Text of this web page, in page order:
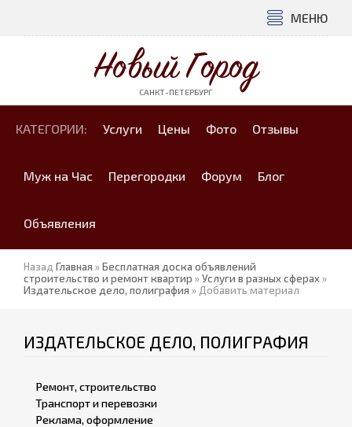
МЕНЮ
Новый Город
САНКТ-ПЕТЕРБУРГ
КАТЕГОРИИ: Услуги Цены Фото Отзывы
Муж на Час Перегородки Форум Блог
Объявления
Назад Главная »Бесплатная доска объявлений
строительство и ремонт квартир »Услуги в разных сферах»
Издательское дело, полиграфия » Добавить материал
ИЗДАТЕЛЬСКОЕ ДЕЛО, ПОЛИГРАФИЯ
Ремонт, строительство
Транспорт и перевозки
Реклама, оформление